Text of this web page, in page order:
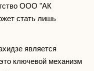
ООО "АК
стать лишь
является
ключевой механизм